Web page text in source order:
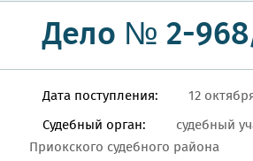
Дело № 2-
Дата поступления:
12
Судебный орган:
судебный
Приокского судебного района